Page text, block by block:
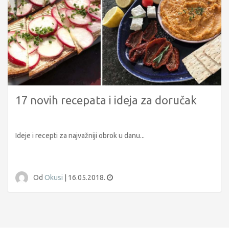
17 novih recepata i ideja za doručak
Ideje i recepti za najvažniji obrok u danu...
Od Okusi 16.05.2018.